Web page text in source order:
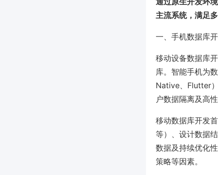
主流系统，满足
一、手机数据库
移动设备数据库
库。智能手机为
Native、Flutter
户数据隔离及高
移动数据库开发
等）、设计数据
数据及持续优化
策略等因素。